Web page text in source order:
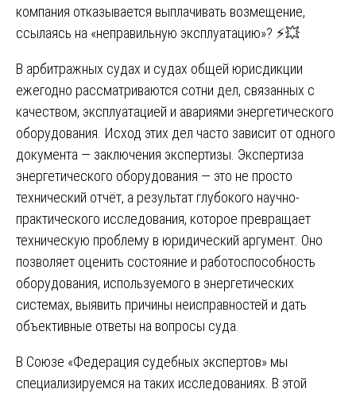
компания отказывается выплачивать возмещение,
ссылаясь на «неправильную эксплуатацию»? ⚡💥
В арбитражных судах и судах общей юрисдикции
ежегодно рассматриваются сотни дел, связанных с
качеством, эксплуатацией и авариями энергетического
оборудования. Исход этих дел часто зависит от одного
документа — заключения экспертизы. Экспертиза
энергетического оборудования — это не просто
технический отчёт, а результат глубокого научно-
практического исследования, которое превращает
техническую проблему в юридический аргумент. Оно
позволяет оценить состояние и работоспособность
оборудования, используемого в энергетических
системах, выявить причины неисправностей и дать
объективные ответы на вопросы суда.
В Союзе «Федерация судебных экспертов» мы
специализируемся на таких исследованиях. В этой